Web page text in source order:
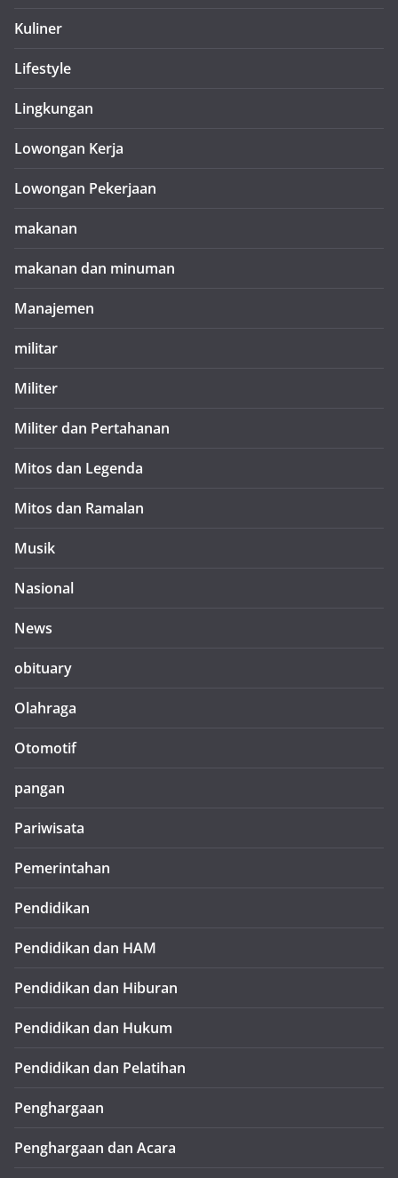
Kuliner
Lifestyle
Lingkungan
Lowongan Kerja
Lowongan Pekerjaan
makanan
makanan dan minuman
Manajemen
militar
Militer
Militer dan Pertahanan
Mitos dan Legenda
Mitos dan Ramalan
Musik
Nasional
News
obituary
Olahraga
Otomotif
pangan
Pariwisata
Pemerintahan
Pendidikan
Pendidikan dan HAM
Pendidikan dan Hiburan
Pendidikan dan Hukum
Pendidikan dan Pelatihan
Penghargaan
Penghargaan dan Acara